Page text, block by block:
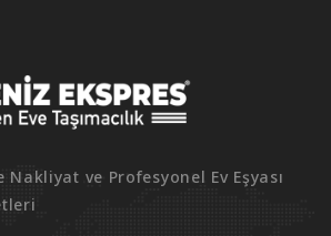
Nakliyat ve Profesyonel Ev Eşyası